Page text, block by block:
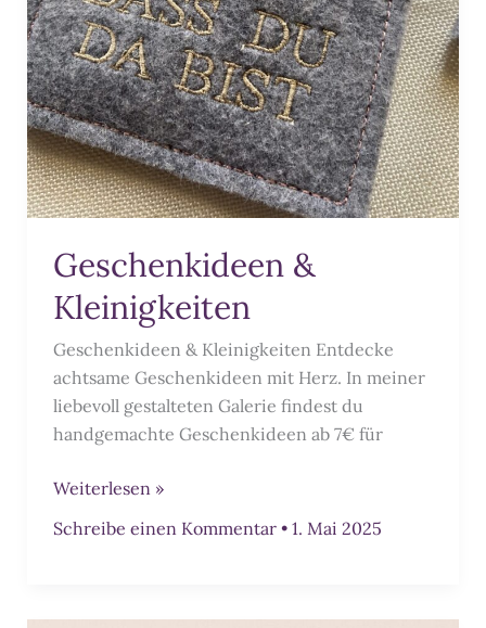
Geschenkideen &
Kleinigkeiten
Geschenkideen & Kleinigkeiten Entdecke
achtsame Geschenkideen mit Herz. In meiner
liebevoll gestalteten Galerie findest du
handgemachte Geschenkideen ab 7€ für
Geschenkideen
Weiterlesen »
Schreibe einen Kommentar • 1. Mai 2025